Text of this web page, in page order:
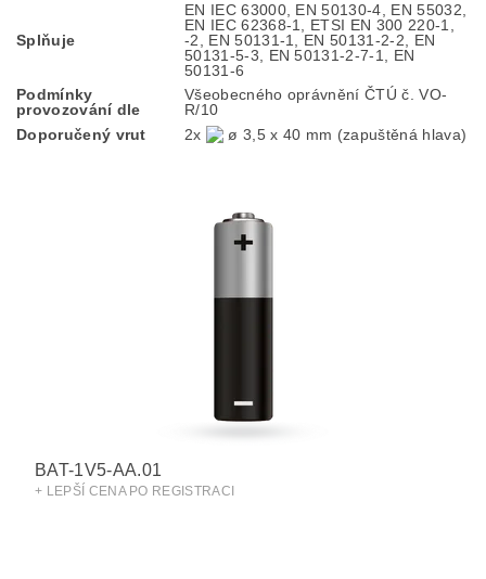
Splňuje
EN IEC 63000, EN 50130-4, EN 55032,
EN IEC 62368-1, ETSI EN 300 220-1,
-2, EN 50131-1, EN 50131-2-2, EN
50131-5-3, EN 50131-2-7-1, EN
50131-6
Podmínky
provozování dle
Všeobecného oprávnění ČTÚ č. VO-
R/10
Doporučený vrut
2x ø 3,5 x 40 mm (zapuštěná hlava)
BAT-1V5-AA.01
+ LEPŠÍ CENA PO REGISTRACI